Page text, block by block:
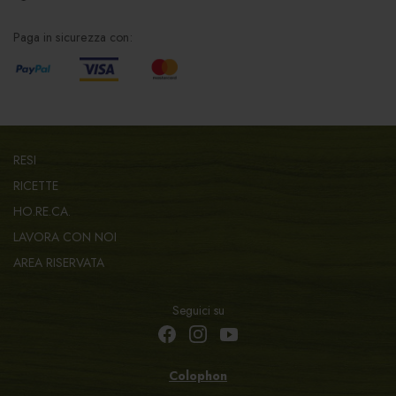
Paga in sicurezza con:
RESI
RICETTE
HO.RE.CA.
LAVORA CON NOI
AREA RISERVATA
Seguici su
Colophon